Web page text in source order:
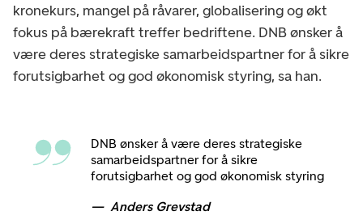
kronekurs, mangel på råvarer, globalisering og økt
fokus på bærekraft treffer bedriftene. DNB ønsker å
være deres strategiske samarbeidspartner for å sikre
forutsigbarhet og god økonomisk styring, sa han.
DNB ønsker å være deres strategiske
samarbeidspartner for å sikre
forutsigbarhet og god økonomisk styring
Anders Grevstad